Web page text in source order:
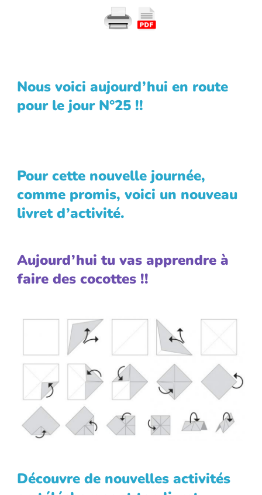
Nous voici aujourd’hui en route
pour le jour N°25 !!
Pour cette nouvelle journée,
comme promis, voici un nouveau
livret d’activité.
Aujourd’hui tu vas apprendre à
faire des cocottes !!
Découvre de nouvelles activités